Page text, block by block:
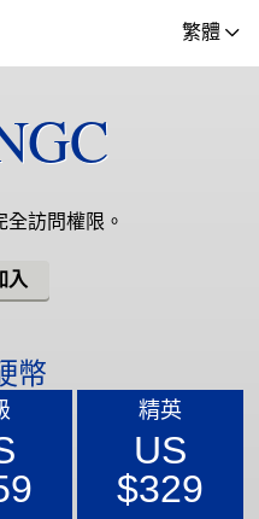
繁體
訪問權限。
入
幣
精英
US
$329